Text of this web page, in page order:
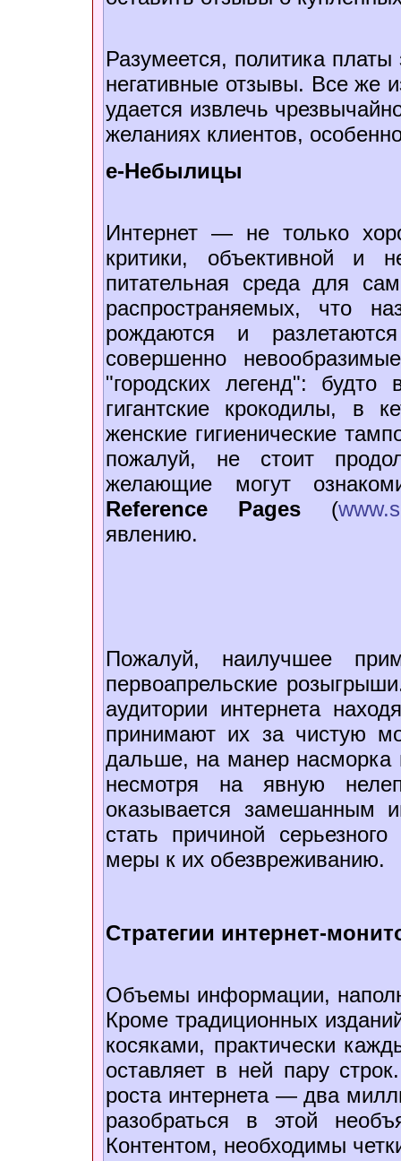
Разумеется, политика
негативные отзывы. Все же
удается извлечь
желаниях клиентов,
е-Небылицы
Интернет — не только
критики, объективной
питательная среда для
распространяемых, что
рождаются и
совершенно
"городских легенд":
гигантские крокодилы, в
женские гигиенические
пожалуй, не стоит
желающие могут
Reference Pages(
явлению.
Пожалуй, наилучшее
первоапрельские
аудитории интернета
принимают их за чистую
дальше, на манер насморка
несмотря на явную
оказывается замешанным
стать причиной
меры к их обезвреживанию.
Стратегии интернет-
Объемы информации,
Кроме традиционных
косяками, практически
оставляет в ней пару
роста интернета — два
разобраться в этой
Контентом, необходимы